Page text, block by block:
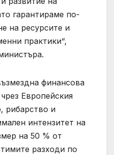
гарантираме по-
на ресурсите и
практики“,
финансова
Европейския
рибарство и
интензитет на
на 50 % от
разходи по